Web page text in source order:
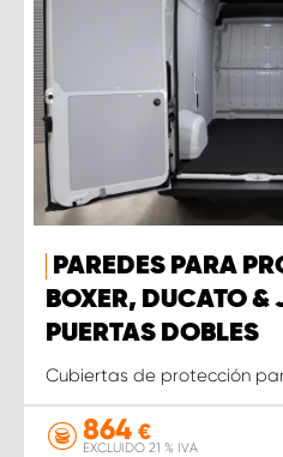
PAREDES PARA
BOXER, DUCATO &
PUERTAS DOBLES
Cubiertas de protección
864 €
EXCLUIDO 21 % IVA